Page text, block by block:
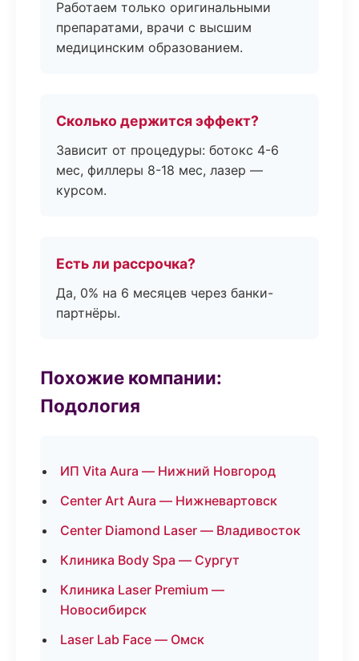
Работаем только оригинальными
препаратами, врачи с высшим
медицинским образованием.
Сколько держится эффект?
Зависит от процедуры: ботокс 4-6
мес, филлеры 8-18 мес, лазер —
курсом.
Есть ли рассрочка?
Да, 0% на 6 месяцев через банки-
партнёры.
Похожие компании:
Подология
ИП Vita Aura — Нижний Новгород
Center Art Aura — Нижневартовск
Center Diamond Laser — Владивосток
Клиника Body Spa — Сургут
Клиника Laser Premium —
Новосибирск
Laser Lab Face — Омск